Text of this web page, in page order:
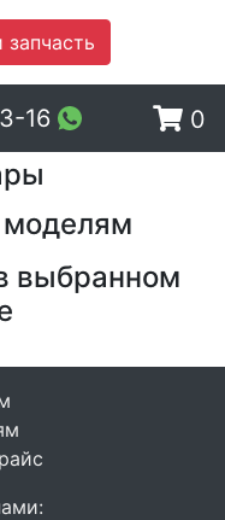
запчасть
16 0
выбранном